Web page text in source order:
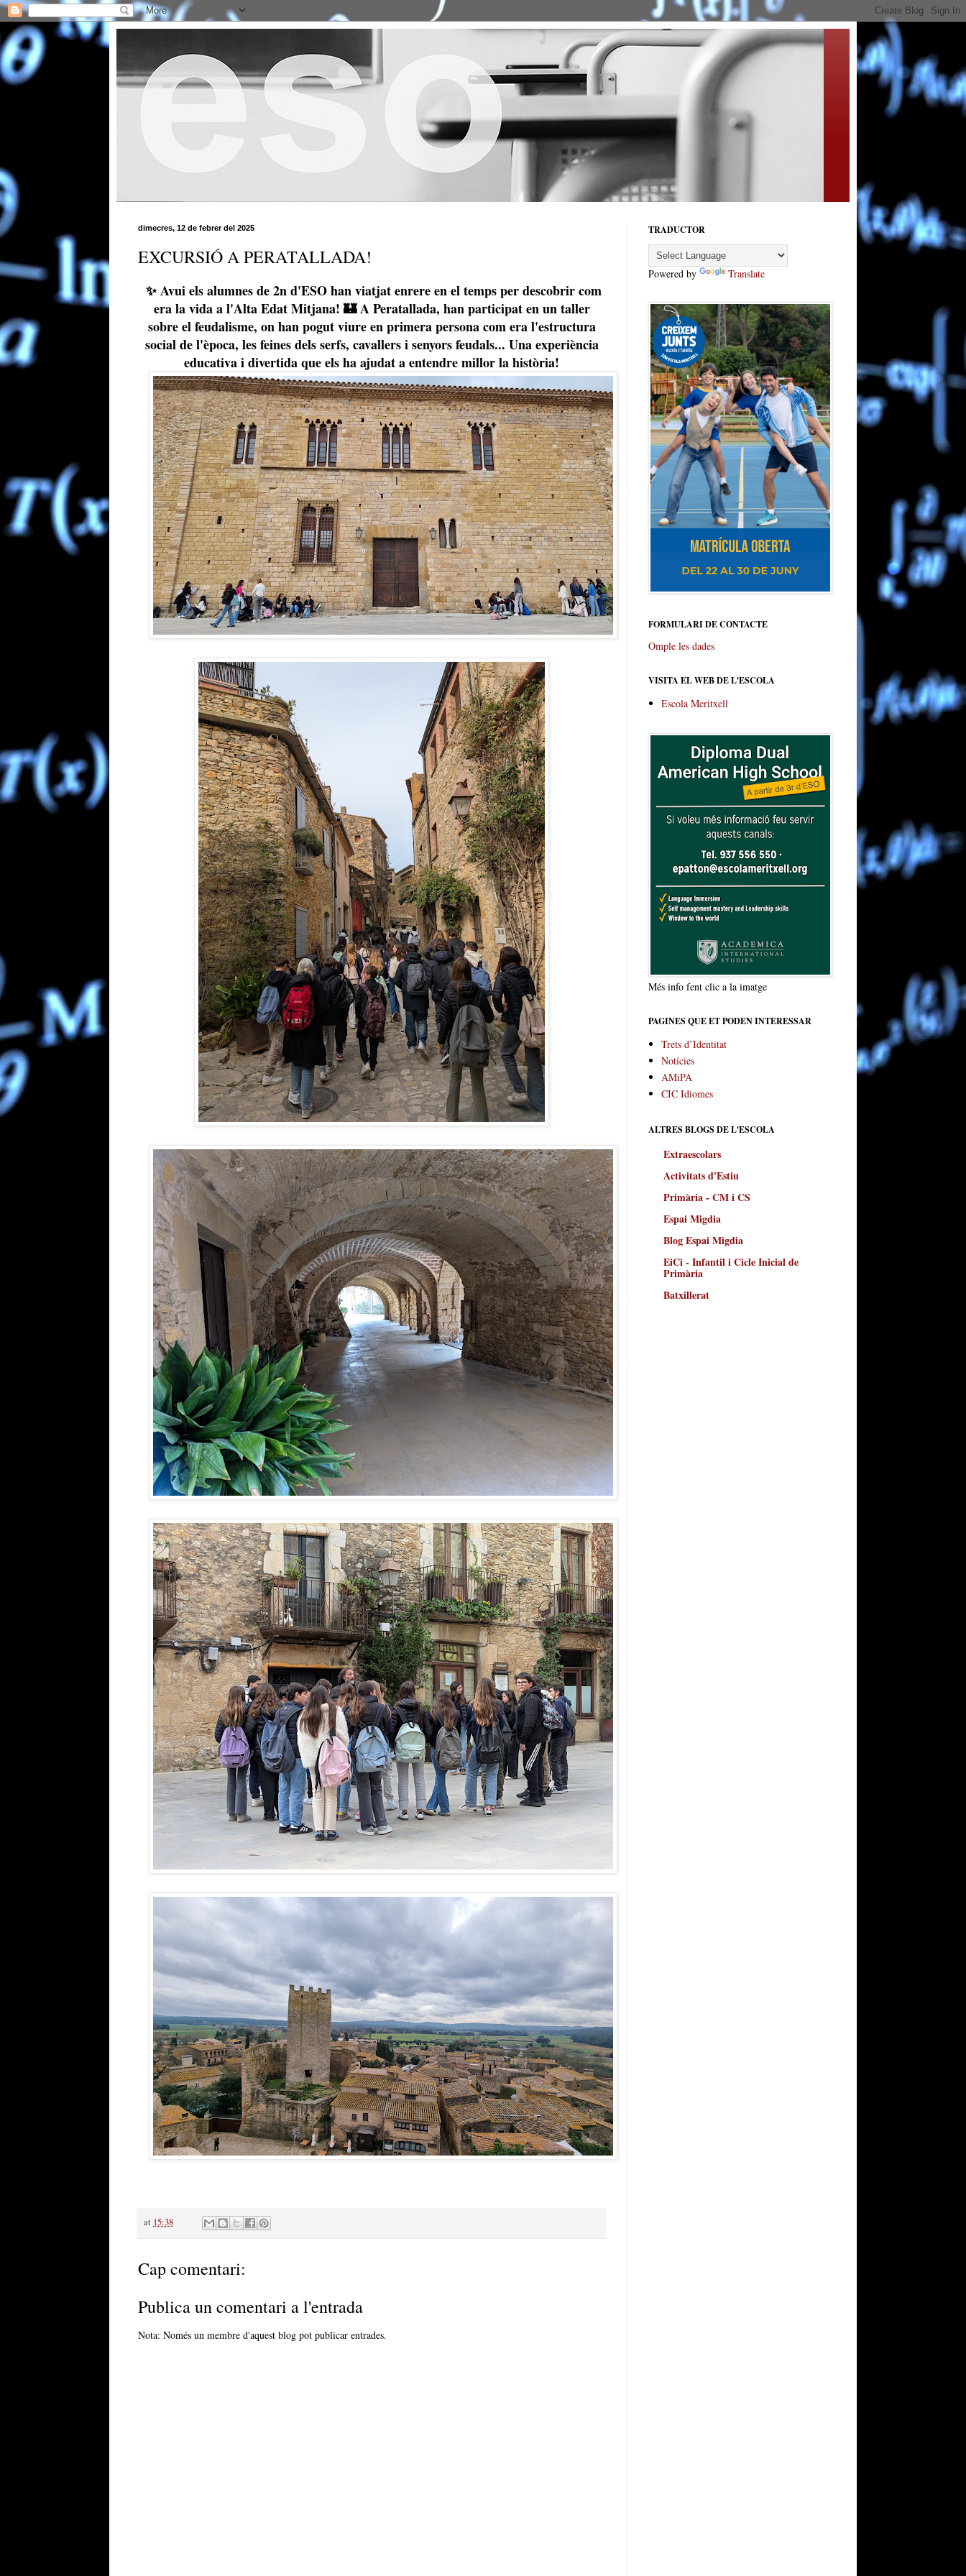
dimecres, 12 de febrer del 2025
EXCURSIÓ A PERATALLADA!
✨ Avui els alumnes de 2n d'ESO han viatjat enrere en el temps per descobrir com
era la vida a l'Alta Edat Mitjana! 🏰 A Peratallada, han participat en un taller
sobre el feudalisme, on han pogut viure en primera persona com era l'estructura
social de l'època, les feines dels serfs, cavallers i senyors feudals... Una experiència
educativa i divertida que els ha ajudat a entendre millor la història!
at 15:38
Cap comentari:
Publica un comentari a l'entrada
Nota: Només un membre d'aquest blog pot publicar entrades.
TRADUCTOR
Powered by Translate
FORMULARI DE CONTACTE
Omple les dades
VISITA EL WEB DE L'ESCOLA
Escola Meritxell
Més info fent clic a la imatge
PAGINES QUE ET PODEN INTERESSAR
Trets d’Identitat
Notícies
AMiPA
CIC Idiomes
ALTRES BLOGS DE L'ESCOLA
Extraescolars
Activitats d'Estiu
Primària - CM i CS
Espai Migdia
Blog Espai Migdia
EiCi - Infantil i Cicle Inicial de
Primària
Batxillerat